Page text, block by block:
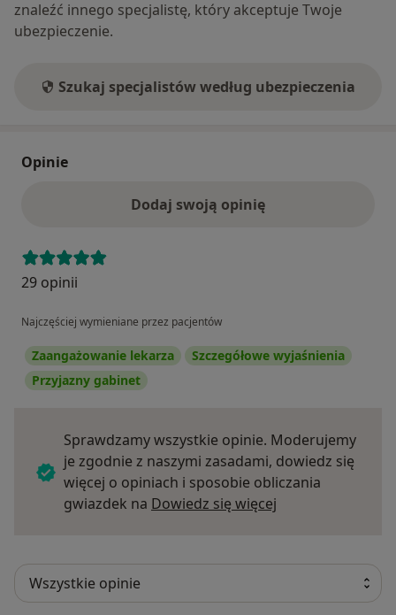
znaleźć innego specjalistę, który akceptuje Twoje
ubezpieczenie.
Szukaj specjalistów według ubezpieczenia
Opinie
Dodaj swoją opinię
29 opinii
Najczęściej wymieniane przez pacjentów
Zaangażowanie lekarza
Szczegółowe wyjaśnienia
Przyjazny gabinet
Sprawdzamy wszystkie opinie. Moderujemy
je zgodnie z naszymi zasadami, dowiedz się
więcej o opiniach i sposobie obliczania
gwiazdek na Dowiedz się więcej